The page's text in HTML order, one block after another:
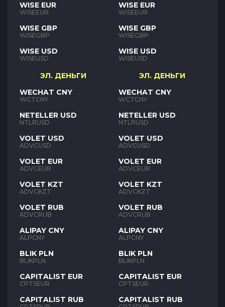
WISE EUR
WISEEUR
WISE GBP
WISEGBP
WISE USD
WISEUSD
ЭЛ. ДЕНЬГИ
WECHAT CNY
WCTCNY
NETELLER USD
NTLRUSD
VOLET USD
ADVCUSD
VOLET EUR
ADVCEUR
VOLET KZT
ADVCKZT
VOLET RUB
ADVCRUB
ALIPAY CNY
ALPCNY
BLIK PLN
BLIKPLN
CAPITALIST EUR
CPTSEUR
CAPITALIST RUB
WISE EUR
WISEEUR
WISE GBP
WISEGBP
WISE USD
WISEUSD
ЭЛ. ДЕНЬГИ
WECHAT CNY
WCTCNY
NETELLER USD
NTLRUSD
VOLET USD
ADVCUSD
VOLET EUR
ADVCEUR
VOLET KZT
ADVCKZT
VOLET RUB
ADVCRUB
ALIPAY CNY
ALPCNY
BLIK PLN
BLIKPLN
CAPITALIST EUR
CPTSEUR
CAPITALIST RUB